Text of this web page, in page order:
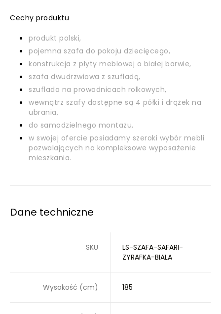
Cechy produktu
produkt polski,
pojemna szafa do pokoju dziecięcego,
konstrukcja z płyty meblowej o białej barwie,
szafa dwudrzwiowa z szufladą,
szuflada na prowadnicach rolkowych,
wewnątrz szafy dostępne są 4 półki i drążek na
ubrania,
do samodzielnego montażu,
w swojej ofercie posiadamy szeroki wybór mebli
pozwalających na kompleksowe wyposażenie
mieszkania.
Dane techniczne
SKU
LS-SZAFA-SAFARI-
ZYRAFKA-BIALA
Wysokość (cm) 185